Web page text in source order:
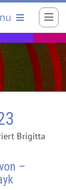
Brigitta
–